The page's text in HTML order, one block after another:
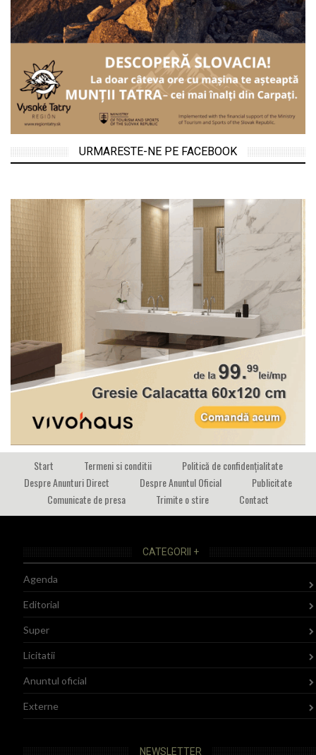
URMARESTE-NE PE FACEBOOK
Start Termeni si conditii
Politică de confidențialitate
Despre Anunturi Direct
Despre Anuntul Oficial
Publicitate
Comunicate de presa
Trimite o stire Contact
CATEGORII +
Agenda
Editorial
Super
Licitatii
Anuntul oficial
Externe
NEWSLETTER